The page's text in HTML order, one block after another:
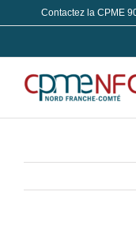
au
Contactez la CPME